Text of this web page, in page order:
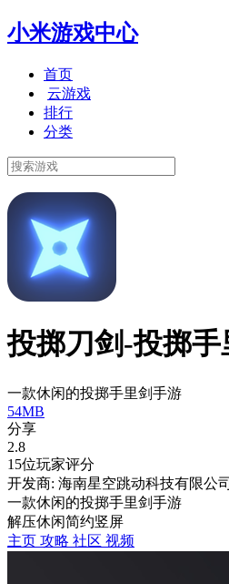
小米游戏中心
首页
云游戏
排行
分类
投掷刀剑-投掷手
一款休闲的投掷手里剑手游
54MB
分享
2.8
15位玩家评分
开发商: 海南星空跳动科技有限公司
一款休闲的投掷手里剑手游
解压休闲简约竖屏
主页 攻略 社区 视频